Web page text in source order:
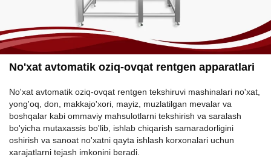
No'xat avtomatik oziq-ovqat rentgen apparatlari
No'xat avtomatik oziq-ovqat rentgen tekshiruvi mashinalari no'xat,
yong'oq, don, makkajo'xori, mayiz, muzlatilgan mevalar va
boshqalar kabi ommaviy mahsulotlarni tekshirish va saralash
bo'yicha mutaxassis bo'lib, ishlab chiqarish samaradorligini
oshirish va sanoat no'xatni qayta ishlash korxonalari uchun
xarajatlarni tejash imkonini beradi.